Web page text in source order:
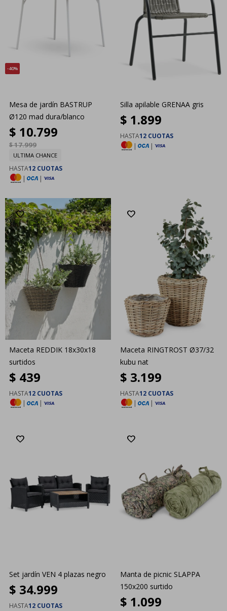
40
Mesa de jardín BASTRUP
Ø120 mad dura/blanco
$ 10.799
$17.999
ULTIMA CHANCE
HASTA12 CUOTAS
|
|
Silla apilable GRENAA gris
$ 1.899
HASTA12 CUOTAS
|
|
Maceta REDDIK 18x30x18
surtidos
$ 439
HASTA12 CUOTAS
|
|
Maceta RINGTROST Ø37/32
kubu nat
$ 3.199
HASTA12 CUOTAS
|
|
Set jardín VEN 4 plazas negro
$ 34.999
HASTA12 CUOTAS
Manta de picnic SLAPPA
150x200 surtido
$ 1.099